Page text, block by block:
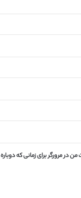
من در مرورگر برای زمانی که